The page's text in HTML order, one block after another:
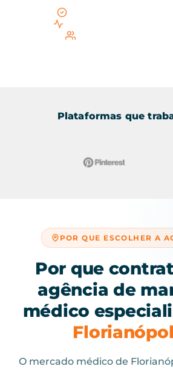
Conformidade com o CFM
Plataformas que
POR QUE ESCOLHER A
Por que
agência de
médico
O mercado médico de